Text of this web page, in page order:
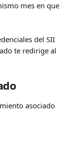
mes en que
del SII
te redirige al
asociado